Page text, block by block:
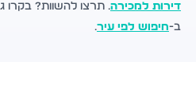
דירות למכירה. תרצו להשוות? בקרו
ב-חיפוש לפי עיר.